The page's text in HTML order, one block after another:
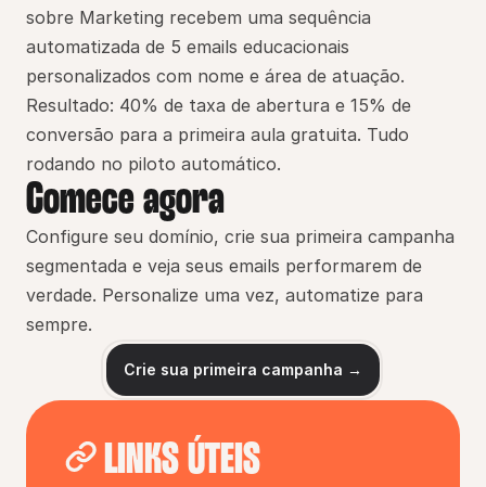
sobre Marketing recebem uma sequência
automatizada de 5 emails educacionais
personalizados com nome e área de atuação.
Resultado: 40% de taxa de abertura e 15% de
conversão para a primeira aula gratuita. Tudo
rodando no piloto automático.
Comece agora
Configure seu domínio, crie sua primeira campanha
segmentada e veja seus emails performarem de
verdade. Personalize uma vez, automatize para
sempre.
Crie sua primeira campanha →
LINKS ÚTEIS